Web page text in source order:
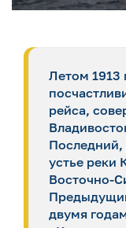
Летом 1913
рейса,
Последний,
устье
Восточно-
двумя